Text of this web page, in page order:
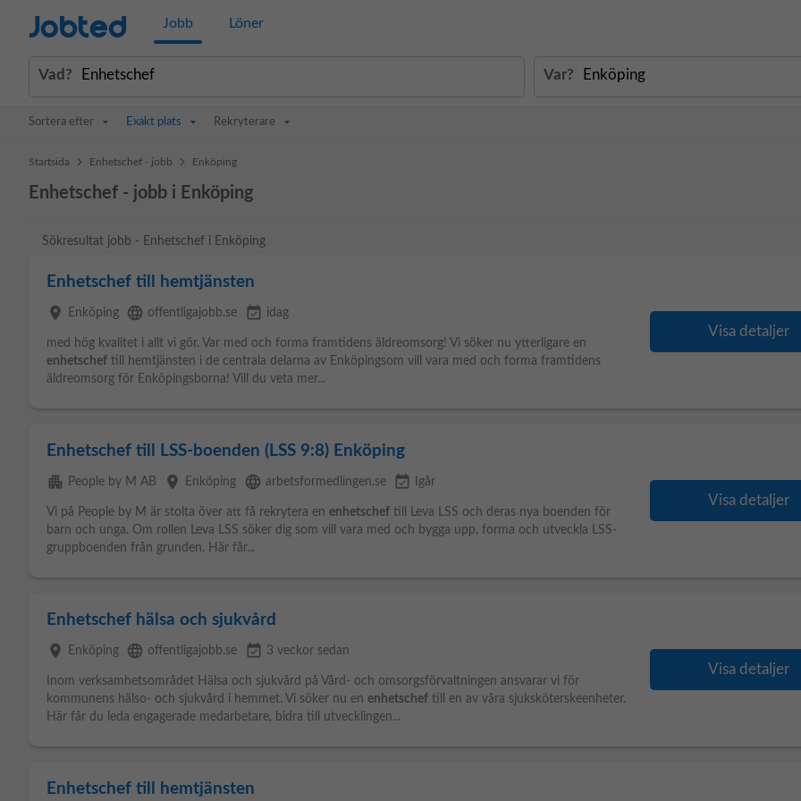
Jobted Jobb Löner
Vad? Var?
Sortera efter Exakt plats Rekryterare
Startsida > Enhetschef - jobb > Enköping
Enhetschef - jobb i Enköping
Sökresultat jobb - Enhetschef i Enköping
Enhetschef till hemtjänsten
place Enköping language offentligajobb.se event_available idag
med hög kvalitet i allt vi gör. Var med och forma framtidens äldreomsorg! Vi söker nu ytterligare en
enhetschef till hemtjänsten i de centrala delarna av Enköpingsom vill vara med och forma framtidens
äldreomsorg för Enköpingsborna! Vill du veta mer...
Visa detaljer
Enhetschef till LSS-boenden (LSS 9:8) Enköping
apartment People by M AB place Enköping language arbetsformedlingen.se event_available Igår
Vi på People by M är stolta över att få rekrytera en enhetschef till Leva LSS och deras nya boenden för
barn och unga. Om rollen Leva LSS söker dig som vill vara med och bygga upp, forma och utveckla LSS-
gruppboenden från grunden. Här får...
Visa detaljer
Enhetschef hälsa och sjukvård
place Enköping language offentligajobb.se event_available 3 veckor sedan
Inom verksamhetsområdet Hälsa och sjukvård på Vård- och omsorgsförvaltningen ansvarar vi för
kommunens hälso- och sjukvård i hemmet. Vi söker nu en enhetschef till en av våra sjuksköterskeenheter.
Här får du leda engagerade medarbetare, bidra till utvecklingen...
Visa detaljer
Enhetschef till hemtjänsten